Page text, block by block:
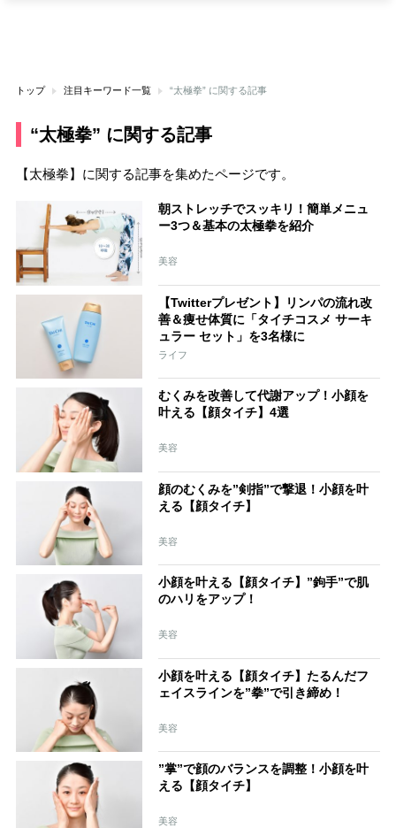
トップ 注目キーワード一覧 “太極拳” に関する記事
“太極拳” に関する記事
【太極拳】に関する記事を集めたページです。
朝ストレッチでスッキリ！簡単メニュ
ー3つ＆基本の太極拳を紹介
美容
【Twitterプレゼント】リンパの流れ改
善＆痩せ体質に「タイチコスメ サーキ
ュラー セット」を3名様に
ライフ
むくみを改善して代謝アップ！小顔を
叶える【顔タイチ】4選
美容
顔のむくみを”剣指”で撃退！小顔を叶
える【顔タイチ】
美容
小顔を叶える【顔タイチ】”鉤手”で肌
のハリをアップ！
美容
小顔を叶える【顔タイチ】たるんだフ
ェイスラインを”拳”で引き締め！
美容
”掌”で顔のバランスを調整！小顔を叶
える【顔タイチ】
美容